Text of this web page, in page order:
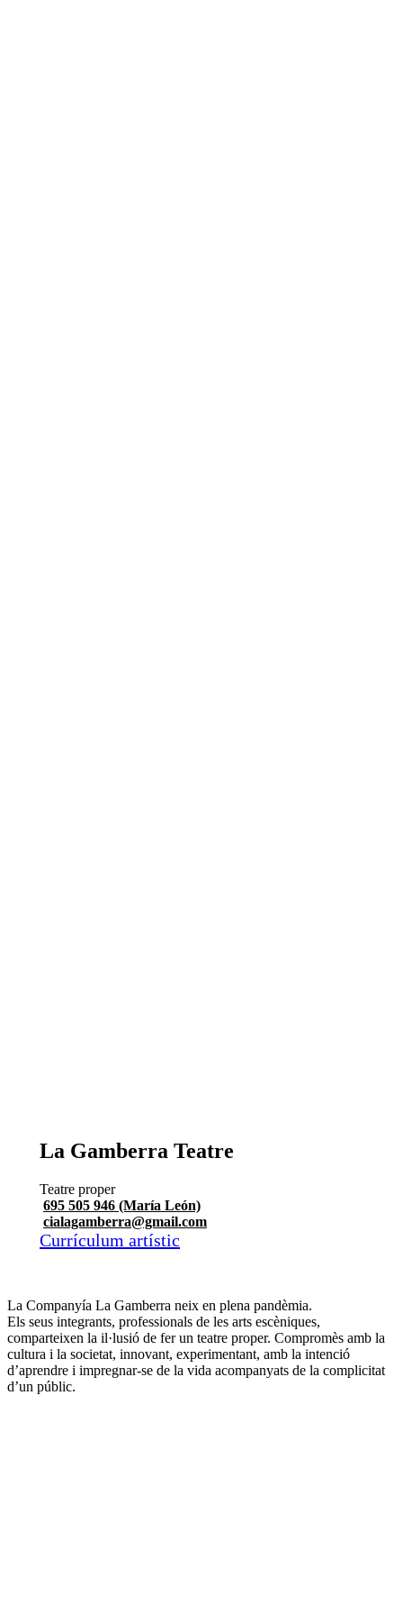
La Gamberra Teatre
Teatre proper
695 505 946 (María León)
cialagamberra@gmail.com
Currículum artístic
La Companyía La Gamberra neix en plena pandèmia.
Els seus integrants, professionals de les arts escèniques,
comparteixen la il·lusió de ferun teatre proper. Compromès amb la
cultura i la societat, innovant, experimentant, amb la intenció
d’aprendre i impregnar-se de la vida acompanyats de la complicitat
d’un públic.